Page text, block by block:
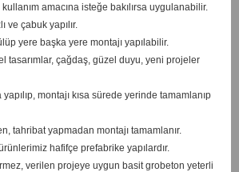
amacına isteğe bakılırsa uygulanabilir.
ve çabuk yapılır.
yere başka yere montajı yapılabilir.
tasarımlar, çağdaş, güzel duyu, yeni projeler
montajı kısa sürede yerinde tamamlanıp
tahribat yapmadan montajı tamamlanır.
hafifçe prefabrike yapılardır.
verilen projeye uygun basit grobeton yeterli